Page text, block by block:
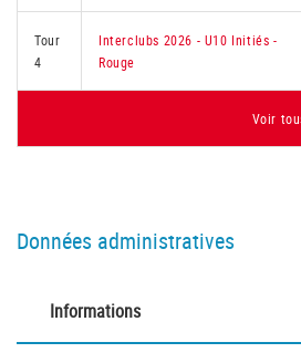
Tour
4
Interclubs 2026 - U10 Initiés -
Rouge
Voir
Données administratives
Informations